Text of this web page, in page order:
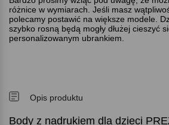
różnice w wymiarach. Jeśli masz
polecamy postawić na większe modele.
szybko rosną będą mogły dłużej cieszyć
personalizowanym ubrankiem.
Opis produktu
Body z nadrukiem dla dzieci